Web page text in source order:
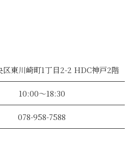
区東川崎町1丁目2-2 HDC神戸2階
10:00～18:30
078-958-7588